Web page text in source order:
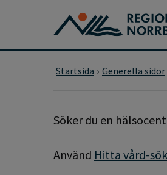
Gå till huvudmeny
Gå till övergripande innehåll
Startsida Generella sidor
SÖKSIDA
Söker du en
Använd Hitta vård-